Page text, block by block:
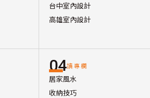
台中室內設計
高雄室內設計
04讀專欄
居家風水
收納技巧